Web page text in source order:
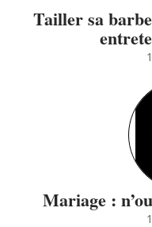
Tailler sa
Mariage :